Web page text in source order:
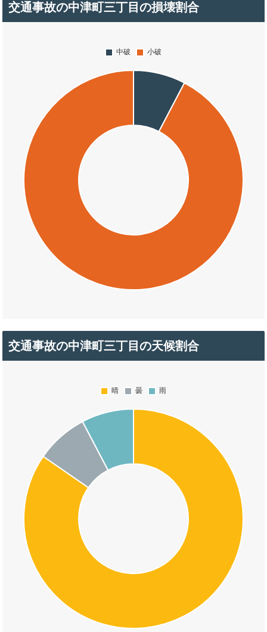
交通事故の中津町三丁目の損壊割合
交通事故の中津町三丁目の天候割合